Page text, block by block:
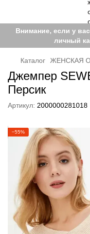
Внимание, если у
личный
Каталог ЖЕНСКАЯ
Джемпер
Персик
Артикул: 2000000281018
−55%